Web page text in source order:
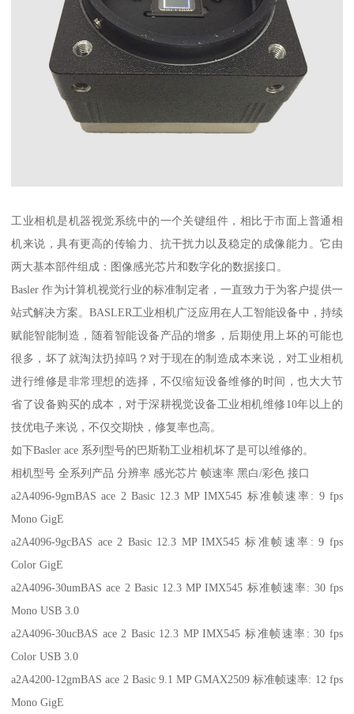
工业相机是机器视觉系统中的一个关键组件，相比于市面上普通相
机来说，具有更高的传输力、抗干扰力以及稳定的成像能力。它由
两大基本部件组成：图像感光芯片和数字化的数据接口。
Basler 作为计算机视觉行业的标准制定者，一直致力于为客户提供一
站式解决方案。BASLER工业相机广泛应用在人工智能设备中，持续
赋能智能制造，随着智能设备产品的增多，后期使用上坏的可能也
很多，坏了就淘汰扔掉吗？对于现在的制造成本来说，对工业相机
进行维修是非常理想的选择，不仅缩短设备维修的时间，也大大节
省了设备购买的成本，对于深耕视觉设备工业相机维修10年以上的
技优电子来说，不仅交期快，修复率也高。
如下Basler ace 系列型号的巴斯勒工业相机坏了是可以维修的。
相机型号 全系列产品 分辨率 感光芯片 帧速率 黑白/彩色 接口
a2A4096-9gmBAS ace 2 Basic 12.3 MP IMX545 标准帧速率: 9 fps
Mono GigE
a2A4096-9gcBAS ace 2 Basic 12.3 MP IMX545 标准帧速率: 9 fps
Color GigE
a2A4096-30umBAS ace 2 Basic 12.3 MP IMX545 标准帧速率: 30 fps
Mono USB 3.0
a2A4096-30ucBAS ace 2 Basic 12.3 MP IMX545 标准帧速率: 30 fps
Color USB 3.0
a2A4200-12gmBAS ace 2 Basic 9.1 MP GMAX2509 标准帧速率: 12 fps
Mono GigE